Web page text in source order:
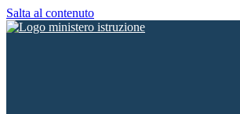
Salta al contenuto